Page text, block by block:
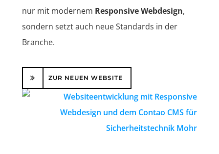
nur mit modernem Responsive Webdesign,
sondern setzt auch neue Standards in der
Branche.
ZUR NEUEN WEBSITE